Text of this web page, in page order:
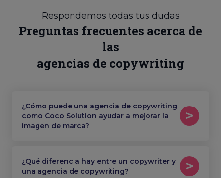
Respondemos todas tus dudas
Preguntas frecuentes acerca de
las
agencias de copywriting
¿Cómo puede una agencia de copywriting
como Coco Solution ayudar a mejorar la
imagen de marca?
¿Qué diferencia hay entre un copywriter y
una agencia de copywriting?